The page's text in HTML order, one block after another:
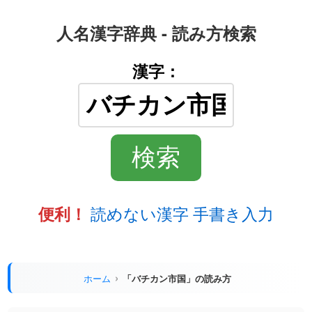
人名漢字辞典 - 読み方検索
漢字：
便利！ 読めない漢字 手書き入力
ホーム 「バチカン市国」の読み方